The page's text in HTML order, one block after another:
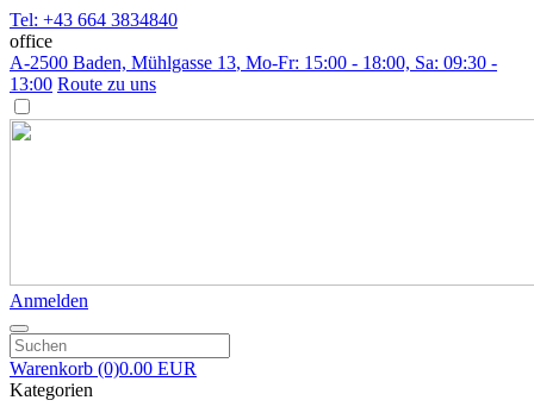
Tel: +43 664 3834840
office
A-2500 Baden, Mühlgasse 13, Mo-Fr: 15:00 - 18:00, Sa: 09:30 -
13:00 Route zu uns
Anmelden
Warenkorb (0)0.00 EUR
Kategorien